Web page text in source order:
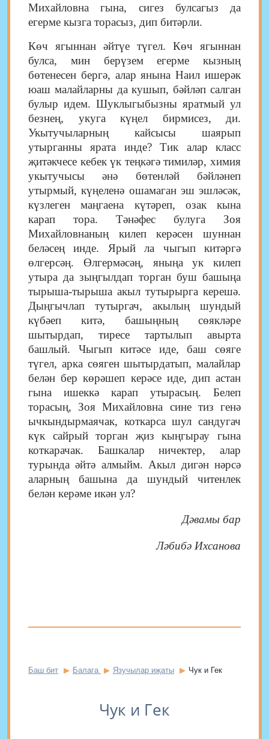
Михайловна гына, сигез булсагыз да
егерме кызга торасыз, дип битәрли.
Көч ягыннан әйтүе түгел. Көч ягыннан
булса, мин берүзем егерме кызның
бөтенесен бергә, алар янына Наил ишерәк
юаш малайларны да кушып, бәйләп салган
булыр идем. Шуклыгыбызны яратмый ул
безнең, укуга күңел бирмисез, ди.
Укытучыларның кайсысы шаярып
утырганны ярата инде? Тик алар класс
җитәкчесе кебек үк теңкәгә тимиләр, химия
укытучысы әнә бөтенләй бәйләнеп
утырмый, күңеленә ошамаган эш эшләсәк,
күзлеген маңгаена күтәреп, озак кына
карап тора. Тәнәфес булуга Зоя
Михайловнаның килеп керәсен шуннан
беләсең инде. Ярый ла чыгып китәргә
өлгерсәң. Өлгермәсәң, яныңа ук килеп
утыра да зыңгылдап торган буш башыңа
тырыша-тырыша акыл тутырырга керешә.
Дыңгычлап тутыргач, акылың шундый
күбәеп китә, башыңның сөякләре
шытырдап, тиресе тартылып авырта
башлый. Чыгып китәсе иде, баш сөяге
түгел, арка сөяген шытырдатып, малайлар
белән бер көрәшеп керәсе иде, дип астан
гына ишеккә карап утырасың. Белеп
торасың, Зоя Михайловна сине тиз генә
ычкындырмаячак, коткарса шул сандугач
күк сайрый торган җиз кыңгырау гына
коткарачак. Башкалар ничектер, алар
турында әйтә алмыйм. Акыл дигән нәрсә
аларның башына да шундый читенлек
белән керәме икән ул?
Дәвамы бар
Ләбибә Ихсанова
Баш бит Балага Язучылар иҗаты Чук и Гек
Чук и Гек